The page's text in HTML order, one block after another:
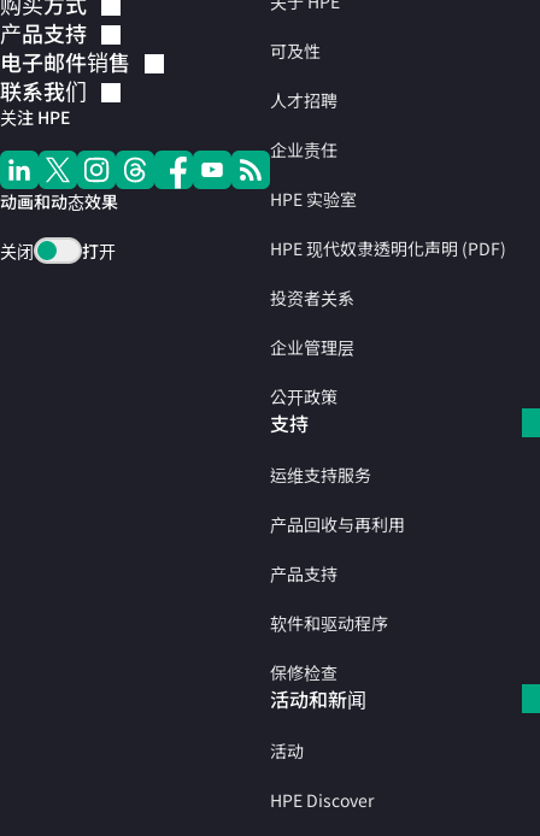
产品支持
电子邮件销售
联系我们
关注 HPE
动画和动态效果
关闭 打开
可及性
人才招聘
企业责任
HPE 实验室
HPE 现代奴隶透明化声明 (PDF)
投资者关系
企业管理层
公开政策
支持
运维支持服务
产品回收与再利用
产品支持
软件和驱动程序
保修检查
活动和新闻
活动
HPE Discover